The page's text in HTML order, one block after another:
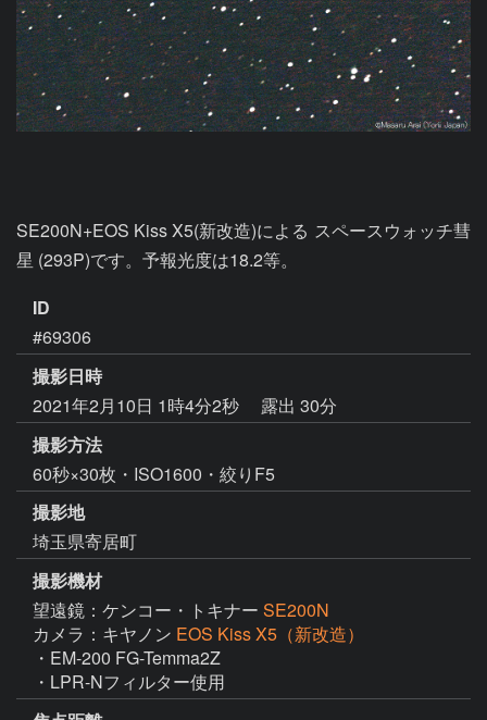
SE200N+EOS Kiss X5(新改造)による スペースウォッチ彗
星 (293P)です。予報光度は18.2等。
ID
#69306
撮影日時
2021年2月10日 1時4分2秒
露出 30分
撮影方法
60秒×30枚・ISO1600・絞りF5
撮影地
埼玉県寄居町
撮影機材
望遠鏡：ケンコー・トキナー SE200N
カメラ：キヤノン EOS Kiss X5（新改造）
・EM-200 FG-Temma2Z
・LPR-Nフィルター使用